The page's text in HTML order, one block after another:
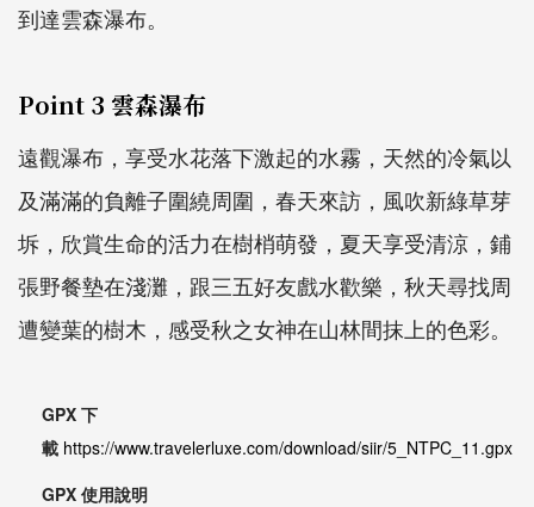
到達雲森瀑布。
Point 3 雲森瀑布
遠觀瀑布，享受水花落下激起的水霧，天然的冷氣以
及滿滿的負離子圍繞周圍，春天來訪，風吹新綠草芽
坼，欣賞生命的活力在樹梢萌發，夏天享受清涼，鋪
張野餐墊在淺灘，跟三五好友戲水歡樂，秋天尋找周
遭變葉的樹木，感受秋之女神在山林間抹上的色彩。
GPX 下
載 https://www.travelerluxe.com/download/siir/5_NTPC_11.gpx
GPX 使用說明